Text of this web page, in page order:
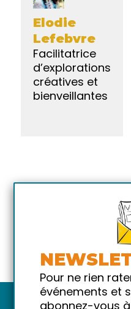
Elodie
Lefebvre
Facilitatrice
d’explorations
créatives et
bienveillantes
Pour ne rien
événements et
abonnez-vous